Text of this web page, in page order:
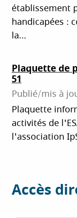
établissement
handicapées :
la...
Plaquette de
51
Publié/mis à
Plaquette
activités de
l'association
Accès